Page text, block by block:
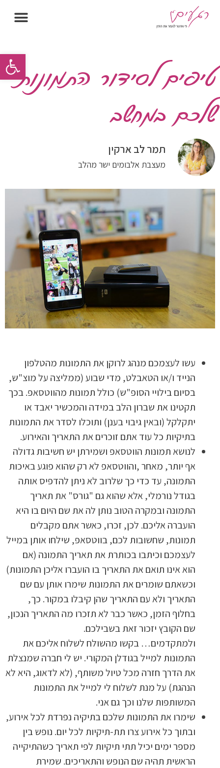
פתחטיפים לסידור התמונות
שלכם במחשב
תמר לב ארקין
מעצבת אלבומים ישר מהלב
עשו לעצמכם מנהג לרוקן את התמונות מהטלפון
הנייד ו/או הטאבלט, מדי שבוע (ממליצה על מוצ"ש,
בסיום בילויי הסופ"ש) כולל תמונות מהווטסאפ. בכך
תקטינו את שברון הלב במידה והמכשיר יאבד או
יתקלקל (ובאין גיבוי בענן) ותוכלו לסדר את התמונות
בתיקיות כל עוד אתם זוכרים את התאריך והאירוע.
לנושא תמונות הווטסאפ ושמירתן יש חשיבות גדולה
אף יותר, מאחר ,והווטסאפ לא רק שהוא פוגע באיכות
התמונה, עד כדי כך שלרוב לא ניתן להדפיס אותה
בגודל נורמלי, אלא שהוא גם "גורס" את תאריך
התמונה ובמקרה הטוב נותן לה את שם היום בו היא
הועברה אליכם. לכן, זכרו, כאשר אתם מקבלים
תמונות, שחשובות לכם, בווטסאפ, שילחו אותן במייל
לעצמכם וכיתבו בכותרת את תאריך התמונה (אם
הוא אינו תואם את התאריך בו הועברו אליכן התמונות)
וכשאתם שומרים את התמונות שימרו אותן עם שם
התאריך ולא עם התאריך שהן קיבלו במקור. כך,
בחלוף הזמן, כאשר כבר לא תזכרו מה התאריך הנכון,
שם הקובץ יזכור זאת בשבילכם.
ולמתקדמים… בקשו מהשולח לשלוח אליכם את
התמונות למייל בגודלן המקורי. יש לי חברה שמנצלת
את הדרך חזרה מכל טיול משותף, (לא לדאוג, היא לא
הנהגת) על מנת לשלוח לי למייל את התמונות
המשותפות שלנו וכך גם אני.
שימרו את התמונות שלכם בתיקיה נפרדת לכל אירוע,
ובתוך כל אירוע צרו תת-תיקיות לכל יום. נופש בין
מספר ימים יכיל תתי תיקיות לפי תאריך כשהתיקייה
הראשית תהיה שם הנופש והתאריכים. שמירת